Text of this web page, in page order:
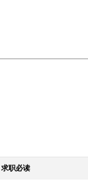
求职必读